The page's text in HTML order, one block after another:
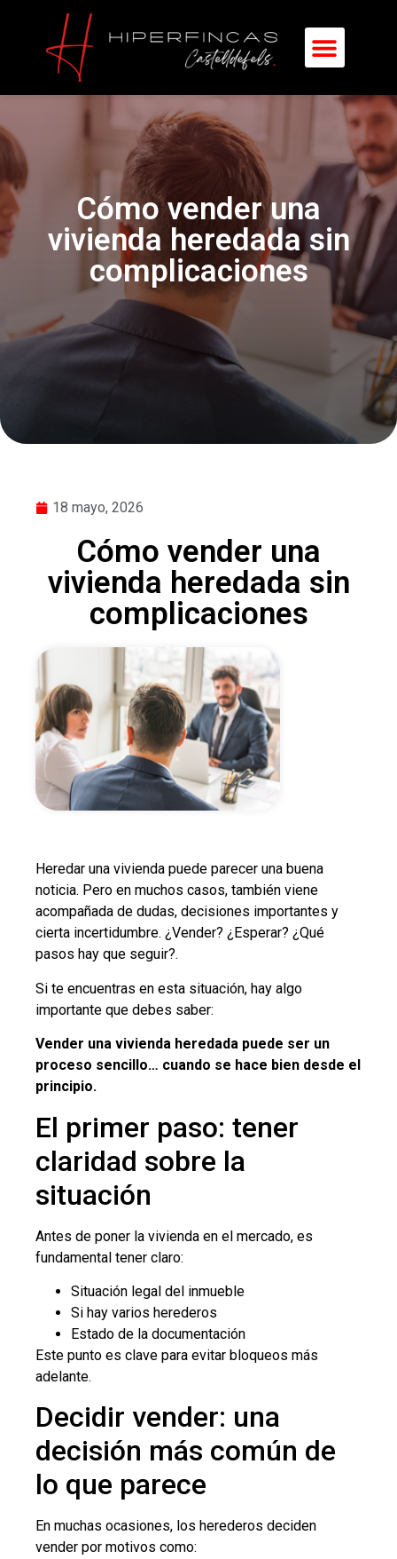
Cómo vender una
vivienda heredada sin
complicaciones
18 mayo, 2026
Cómo vender una
vivienda heredada sin
complicaciones
Heredar una vivienda puede parecer una buena
noticia. Pero en muchos casos, también viene
acompañada de dudas, decisiones importantes y
cierta incertidumbre. ¿Vender? ¿Esperar? ¿Qué
pasos hay que seguir?.
Si te encuentras en esta situación, hay algo
importante que debes saber:
Vender una vivienda heredada puede ser un
proceso sencillo… cuando se hace bien desde el
principio.
El primer paso: tener
claridad sobre la
situación
Antes de poner la vivienda en el mercado, es
fundamental tener claro:
Situación legal del inmueble
Si hay varios herederos
Estado de la documentación
Este punto es clave para evitar bloqueos más
adelante.
Decidir vender: una
decisión más común de
lo que parece
En muchas ocasiones, los herederos deciden
vender por motivos como: